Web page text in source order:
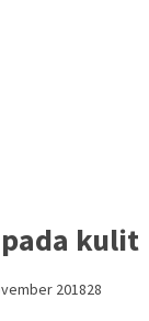
kulit
201828